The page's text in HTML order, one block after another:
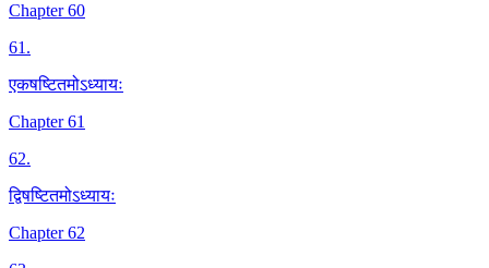
Chapter 60
61.
एकषष्टितमोऽध्यायः
Chapter 61
62.
द्विषष्टितमोऽध्यायः
Chapter 62